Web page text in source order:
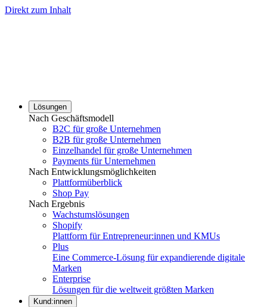
Direkt zum Inhalt
Lösungen
Nach Geschäftsmodell
B2C für große Unternehmen
B2B für große Unternehmen
Einzelhandel für große Unternehmen
Payments für Unternehmen
Nach Entwicklungsmöglichkeiten
Plattformüberblick
Shop Pay
Nach Ergebnis
Wachstumslösungen
Shopify
Plattform für Entrepreneur:innen und KMUs
Plus
Eine Commerce-Lösung für expandierende digitale
Marken
Enterprise
Lösungen für die weltweit größten Marken
Kund:innen